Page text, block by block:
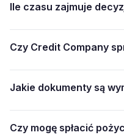
Ile czasu zajmuje
Czy Credit Company
Jakie dokumenty są
Czy mogę spłacić